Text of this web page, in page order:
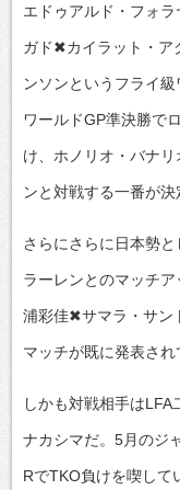
エドゥアルド・フォ
ガド✖カイラット・ア
ンソンというフライ
ワールドGP準決勝で
け、ホノリオ・バナ
ンと対戦する一番が決
さらにさらに日本勢
ラーレンとのマッチ
浦彩佳✖サマラ・サン
マッチが既に発表され
しかも対戦相手は
ナカシマだ。5月のジ
RでTKO負けを喫して